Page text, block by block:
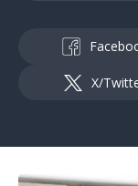
X/